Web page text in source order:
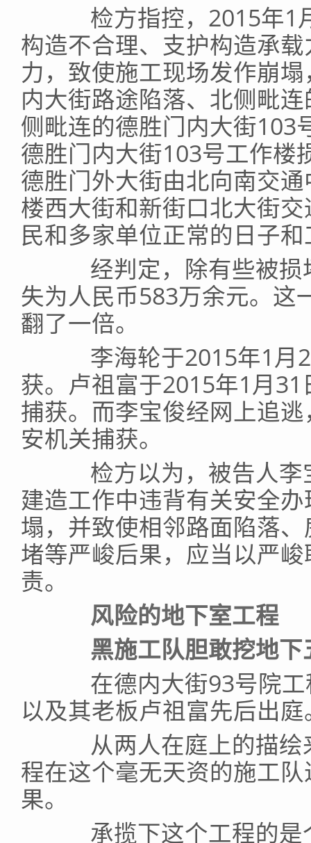
检方指控，2015年1
构造不合理、支护构造承
力，致使施工现场发作崩
内大街路途陷落、北侧毗
侧毗连的德胜门内大街103
德胜门内大街103号工作楼
德胜门外大街由北向南交
楼西大街和新街口北大街
民和多家单位正常的日子
经判定，除有些被损
失为人民币583万余元。这
翻了一倍。
李海轮于2015年1月
获。卢祖富于2015年1月
捕获。而李宝俊经网上追
安机关捕获。
检方以为，被告人李
建造工作中违背有关安全
塌，并致使相邻路面陷落
堵等严峻后果，应当以严
责。
风险的地下室工程
黑施工队胆敢挖地下
在德内大街93号院工
以及其老板卢祖富先后出庭
从两人在庭上的描绘
程在这个毫无天资的施工
果。
承揽下这个工程的是